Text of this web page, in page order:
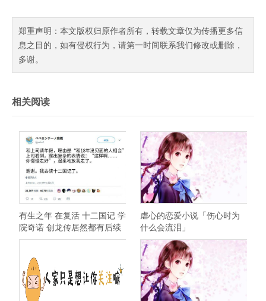
郑重声明：本文版权归原作者所有，转载文章仅为传播更多信
息之目的，如有侵权行为，请第一时间联系我们修改或删除，
多谢。
相关阅读
有生之年 在复活 十二国记 学
院奇诺 创龙传居然都有后续
了
虐心的恋爱小说「伤心时为
什么会流泪」